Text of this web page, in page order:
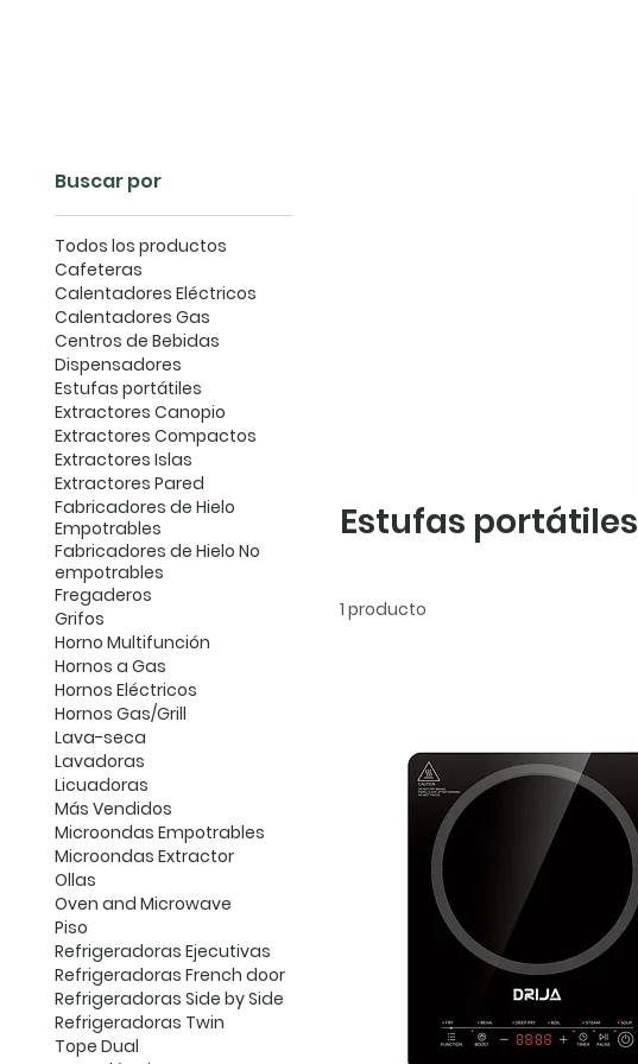
Buscar por
Todos los productos
Cafeteras
Calentadores Eléctricos
Calentadores Gas
Centros de Bebidas
Dispensadores
Estufas portátiles
Extractores Canopio
Extractores Compactos
Extractores Islas
Extractores Pared
Fabricadores de Hielo
Empotrables
Fabricadores de Hielo No
empotrables
Fregaderos
Grifos
Horno Multifunción
Hornos a Gas
Hornos Eléctricos
Hornos Gas/Grill
Lava-seca
Lavadoras
Licuadoras
Más Vendidos
Microondas Empotrables
Microondas Extractor
Ollas
Oven and Microwave
Piso
Refrigeradoras Ejecutivas
Refrigeradoras French door
Refrigeradoras Side by Side
Refrigeradoras Twin
Tope Dual
Estufas portátiles
1 producto